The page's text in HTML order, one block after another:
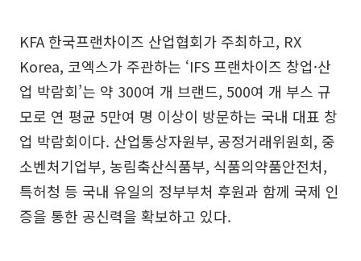
KFA 한국프랜차이즈 산업협회가 주최하고, RX
Korea, 코엑스가 주관하는 ‘IFS 프랜차이즈 창업·산
업 박람회’는 약 300여 개 브랜드, 500여 개 부스 규
모로 연 평균 5만여 명 이상이 방문하는 국내 대표 창
업 박람회이다. 산업통상자원부, 공정거래위원회, 중
소벤처기업부, 농림축산식품부, 식품의약품안전처,
특허청 등 국내 유일의 정부부처 후원과 함께 국제 인
증을 통한 공신력을 확보하고 있다.